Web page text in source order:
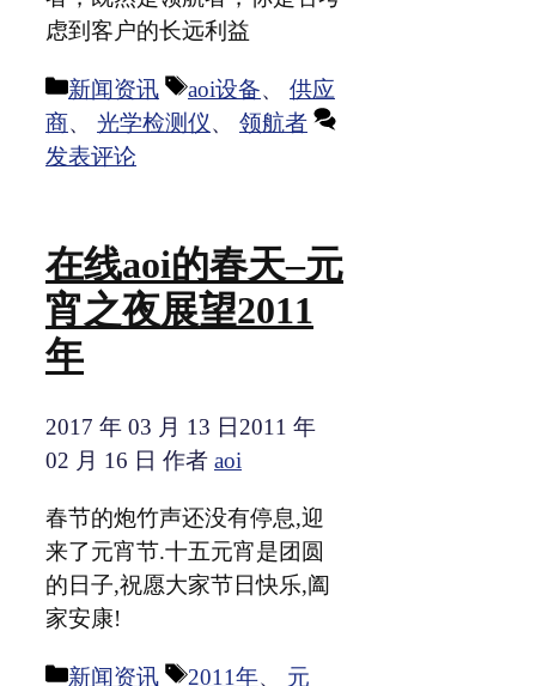
虑到客户的长远利益
分
类
新闻资讯
标
签
aoi设备、 供应
商、 光学检测仪、 领航者
发表评论
在线aoi的春天–元
宵之夜展望2011
年
2017 年 03 月 13 日2011 年
02 月 16 日 作者 aoi
春节的炮竹声还没有停息,迎
来了元宵节.十五元宵是团圆
的日子,祝愿大家节日快乐,阖
家安康!
分
新闻资讯
标
2011年、 元